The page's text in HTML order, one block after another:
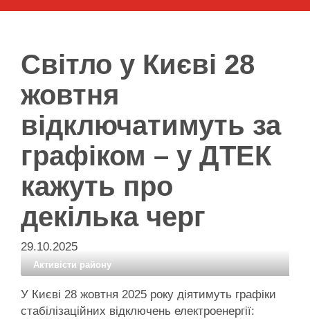
Світло у Києві 28
жовтня
відключатимуть за
графіком – у ДТЕК
кажуть про
декілька черг
29.10.2025
Активісти району
У Києві 28 жовтня 2025 року діятимуть графіки
стабілізаційних відключень електроенергії: